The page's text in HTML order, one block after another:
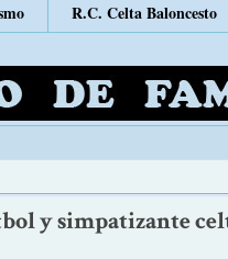
R.C. Celta Baloncesto
y simpatizante